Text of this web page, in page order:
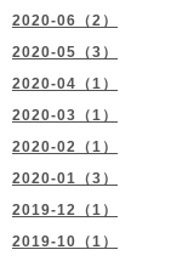
2020-06（2）
2020-05（3）
2020-04（1）
2020-03（1）
2020-02（1）
2020-01（3）
2019-12（1）
2019-10（1）